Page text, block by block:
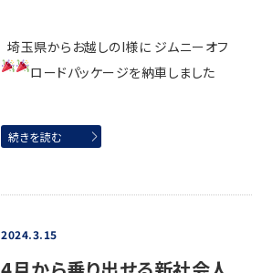
埼玉県からお越しのI様に ジムニーオフ
ロードパッケージを納車しました
続きを読む
2024.3.15